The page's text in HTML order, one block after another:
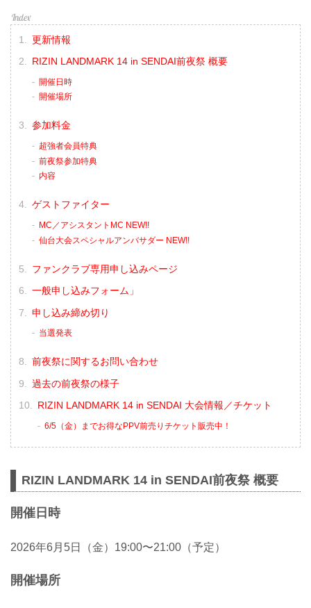
更新情報
RIZIN LANDMARK 14 in SENDAI前夜祭 概要
開催日時
開催場所
参加料金
超強者会員特典
前夜祭参加特典
内容
ゲストファイター
MC／アシスタントMC NEW!!
仙台大会スペシャルアンバサダー NEW!!
ファンクラブ専用申し込みページ
一般申し込みフォーム」
申し込み締め切り
当選発表
前夜祭に関するお問い合わせ
過去の前夜祭の様子
RIZIN LANDMARK 14 in SENDAI 大会情報／チケット
6/5（金）までお得なPPV前売りチケット販売中！
RIZIN LANDMARK 14 in SENDAI前夜祭 概要
開催日時
2026年6月5日（金）19:00〜21:00（予定）
開催場所